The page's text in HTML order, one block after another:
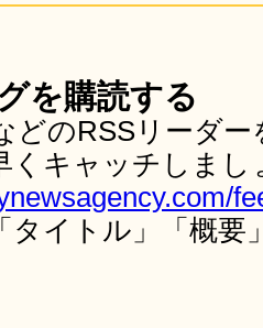
を購読する
どのRSSリーダ
くキャッチしま
タイトル」「概要